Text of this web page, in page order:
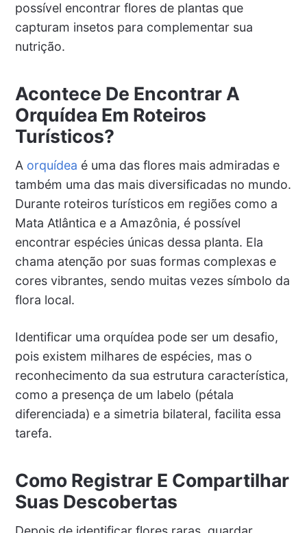
possível encontrar flores de plantas que
capturam insetos para complementar sua
nutrição.
Acontece De Encontrar A
Orquídea Em Roteiros
Turísticos?
A orquídea é uma das flores mais admiradas e
também uma das mais diversificadas no mundo.
Durante roteiros turísticos em regiões como a
Mata Atlântica e a Amazônia, é possível
encontrar espécies únicas dessa planta. Ela
chama atenção por suas formas complexas e
cores vibrantes, sendo muitas vezes símbolo da
flora local.
Identificar uma orquídea pode ser um desafio,
pois existem milhares de espécies, mas o
reconhecimento da sua estrutura característica,
como a presença de um labelo (pétala
diferenciada) e a simetria bilateral, facilita essa
tarefa.
Como Registrar E Compartilhar
Suas Descobertas